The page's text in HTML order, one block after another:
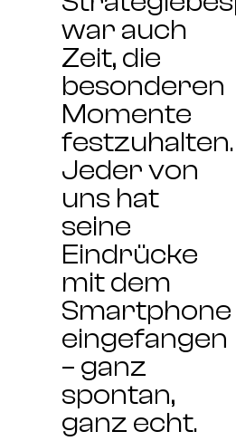
war auch
Zeit, die
besonderen
Momente
festzuhalten.
Jeder von
uns hat
seine
Eindrücke
mit dem
Smartphone
eingefangen
– ganz
spontan,
ganz echt.